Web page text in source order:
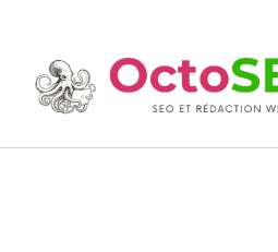
contenu